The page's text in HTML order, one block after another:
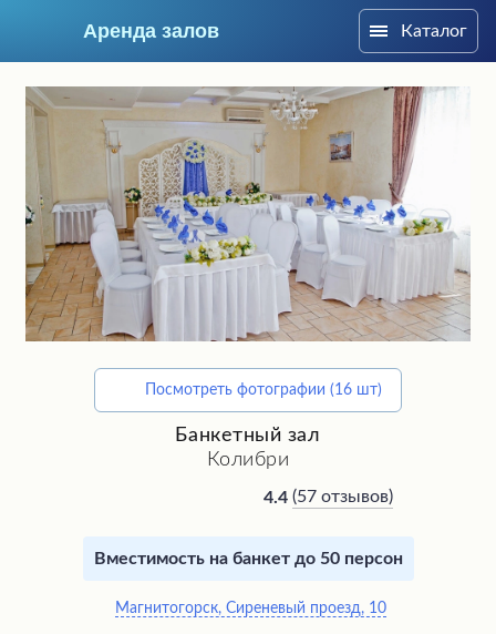
Аренда залов
Подберите мне зал
Каталог
Посмотреть фотографии (16 шт)
Банкетный зал
Колибри
4.4 (57 отзывов)
Вместимость на банкет до 50 персон
Магнитогорск, Сиреневый проезд, 10